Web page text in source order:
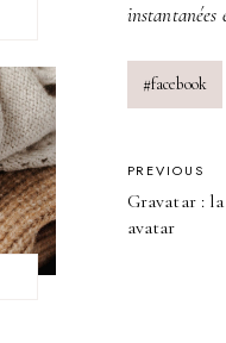
Post
Tags:
#facebook
POST
PREVIOUS
Gravatar :
avatar